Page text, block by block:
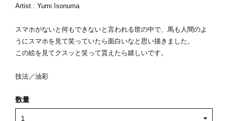
Artist : Yumi Isonuma
スマホがないと何もできないと言われる世の中で、馬も人間のよ
うにスマホを見て笑っていたら面白いなと思い描きました。
この絵を見てクスッと笑って貰えたら嬉しいです。
技法／油彩
数量